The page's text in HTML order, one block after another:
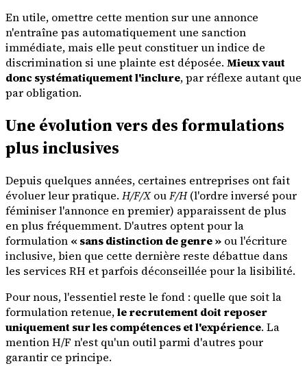
En utile, omettre cette mention sur une annonce
n'entraîne pas automatiquement une sanction
immédiate, mais elle peut constituer un indice de
discrimination si une plainte est déposée. Mieux vaut
donc systématiquement l'inclure, par réflexe autant que
par obligation.
Une évolution vers des formulations
plus inclusives
Depuis quelques années, certaines entreprises ont fait
évoluer leur pratique. H/F/XouF/H(l'ordre inversé pour
féminiser l'annonce en premier) apparaissent de plus
en plus fréquemment. D'autres optent pour la
formulation « sans distinction de genre » ou l'écriture
inclusive, bien que cette dernière reste débattue dans
les services RH et parfois déconseillée pour la lisibilité.
Pour nous, l'essentiel reste le fond : quelle que soit la
formulation retenue,le recrutement doit reposer
uniquement sur les compétences et l'expérience. La
mention H/F n'est qu'un outil parmi d'autres pour
garantir ce principe.